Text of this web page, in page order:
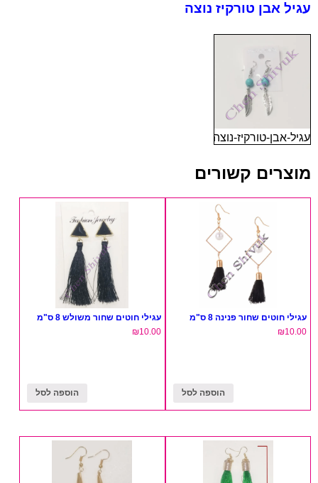
עגיל אבן טורקיז נוצה
עגיל-אבן-טורקיז-נוצה
מוצרים קשורים
עגילי חוטים שחור פנינה 8 ס"מ
₪10.00
הוספה לסל
עגילי חוטים שחור משולש 8 ס"מ
₪10.00
הוספה לסל